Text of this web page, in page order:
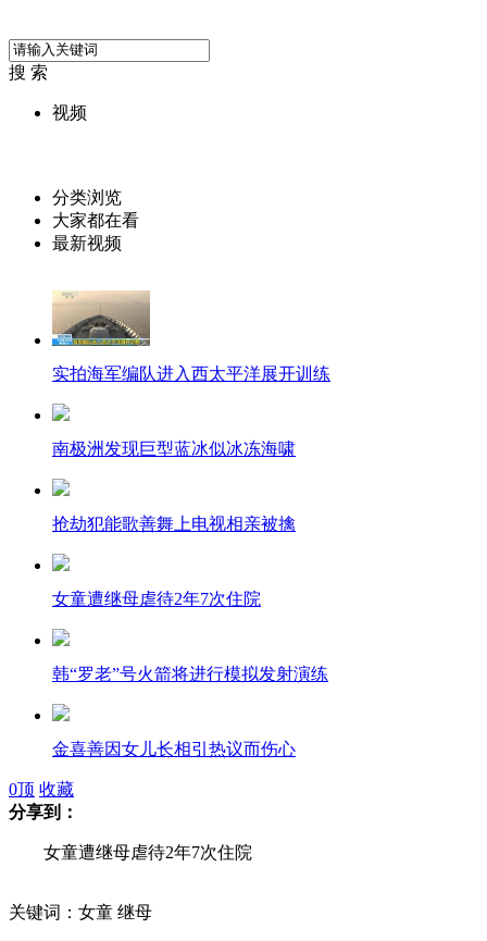
搜 索
视频
分类浏览
大家都在看
最新视频
实拍海军编队进入西太平洋展开训练
南极洲发现巨型蓝冰似冰冻海啸
抢劫犯能歌善舞上电视相亲被擒
女童遭继母虐待2年7次住院
韩“罗老”号火箭将进行模拟发射演练
金喜善因女儿长相引热议而伤心
实拍"功夫高手"打倒七名拆迁人员
白领男肩扛巨型“鸭梨”现闹市
0顶 收藏
分享到：
女童遭继母虐待2年7次住院
关键词：女童 继母